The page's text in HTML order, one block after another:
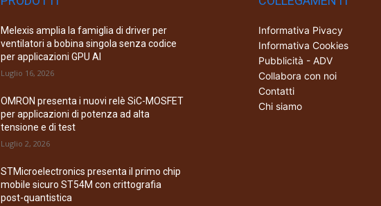
Melexis amplia la famiglia di driver per
ventilatori a bobina singola senza codice
per applicazioni GPU AI
Luglio 16, 2026
OMRON presenta i nuovi relè SiC-MOSFET
per applicazioni di potenza ad alta
tensione e di test
Luglio 2, 2026
STMicroelectronics presenta il primo chip
mobile sicuro ST54M con crittografia
post-quantistica
Informativa Pivacy
Informativa Cookies
Pubblicità - ADV
Collabora con noi
Contatti
Chi siamo